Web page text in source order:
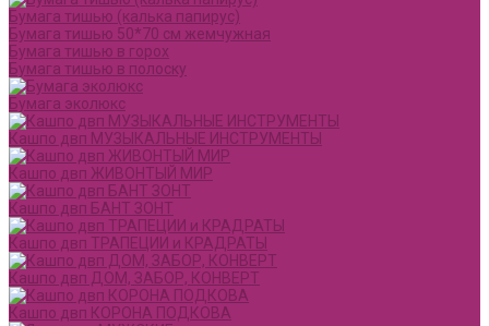
Бумага тишью (калька папирус)
Бумага тишью 50*70 см жемчужная
Бумага тишью в горох
Бумага тишью в полоску
Бумага эколюкс
Кашпо двп МУЗЫКАЛЬНЫЕ ИНСТРУМЕНТЫ
Кашпо двп ЖИВОНТЫЙ МИР
Кашпо двп БАНТ ЗОНТ
Кашпо двп ТРАПЕЦИИ и КРАДРАТЫ
Кашпо двп ДОМ, ЗАБОР, КОНВЕРТ
Кашпо двп КОРОНА ПОДКОВА